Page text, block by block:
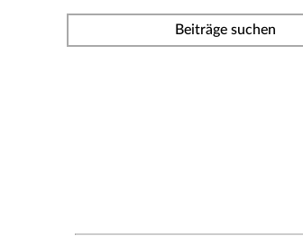
Beiträge suchen